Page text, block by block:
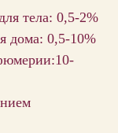
тела: 0,5-2%
дома: 0,5-10%